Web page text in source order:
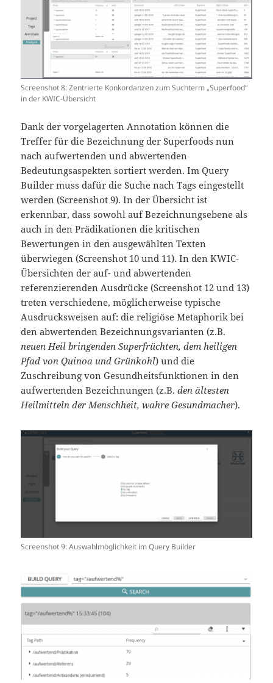
Screenshot 8: Zentrierte Konkordanzen zum Suchterm „Superfood“
in der KWIC-Übersicht
Dank der vorgelagerten Annotation können die
Treffer für die Bezeichnung der Superfoods nun
nach aufwertenden und abwertenden
Bedeutungsaspekten sortiert werden. Im Query
Builder muss dafür die Suche nach Tags eingestellt
werden (Screenshot 9). In der Übersicht ist
erkennbar, dass sowohl auf Bezeichnungsebene als
auch in den Prädikationen die kritischen
Bewertungen in den ausgewählten Texten
überwiegen (Screenshot 10 und 11). In den KWIC-
Übersichten der auf- und abwertenden
referenzierenden Ausdrücke (Screenshot 12 und 13)
treten verschiedene, möglicherweise typische
Ausdrucksweisen auf: die religiöse Metaphorik bei
den abwertenden Bezeichnungsvarianten (z.B.
neuen Heil bringenden Superfrüchten, dem heiligen
Pfad von Quinoa und Grünkohl) und die
Zuschreibung von Gesundheitsfunktionen in den
aufwertenden Bezeichnungen (z.B. den ältesten
Heilmitteln der Menschheit, wahre Gesundmacher).
Screenshot 9: Auswahlmöglichkeit im Query Builder